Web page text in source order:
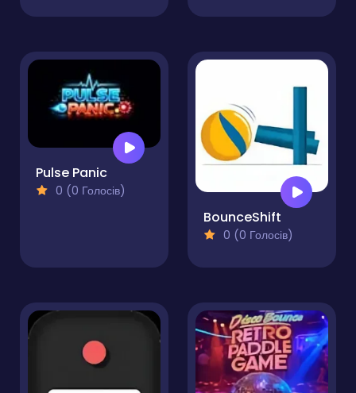
Pulse Panic
0 (0 Голосів)
BounceShift
0 (0 Голосів)